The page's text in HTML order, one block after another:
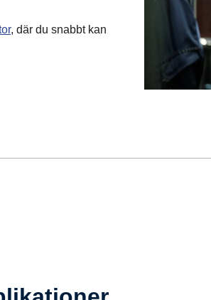
, där du snabbt kan
lösningar